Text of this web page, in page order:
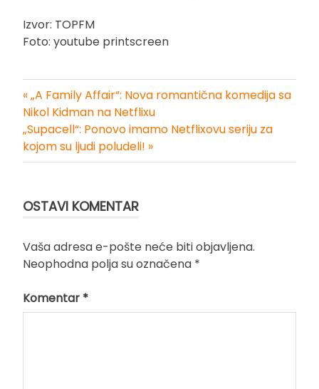
Izvor: TOPFM
Foto: youtube printscreen
Kretanje
članka
« „A Family Affair“: Nova romantična komedija sa
Nikol Kidman na Netflixu
„Supacell“: Ponovo imamo Netflixovu seriju za
kojom su ljudi poludeli! »
OSTAVI KOMENTAR
Vaša adresa e-pošte neće biti objavljena.
Neophodna polja su označena *
Komentar *